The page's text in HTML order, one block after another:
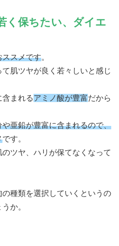
く保ちたい、ダイエ
ススメです。
肌ツヤが良く若々しいと感じ
まれるアミノ酸が豊富だから
や亜鉛が豊富に含まれるので、
です。
ツヤ、ハリが保てなくなって
種類を選択していくというの
か。